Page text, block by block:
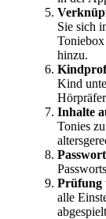
Sie sich
hinzu.
Kind
Inhalte
Tonies
Prüfung
alle